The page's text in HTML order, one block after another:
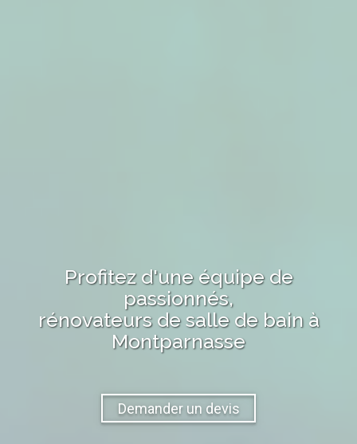
Profitez d'une équipe de
passionnés,
rénovateurs de salle de bainà
Montparnasse
Demander un devis